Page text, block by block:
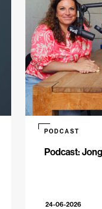
Podcast:
PODCAST
24-06-2026